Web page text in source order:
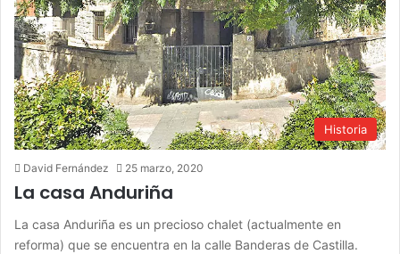
Historia
David Fernández 25 marzo, 2020
La casa Anduriña
La casa Anduriña es un precioso chalet (actualmente en
reforma) que se encuentra en la calle Banderas de Castilla.